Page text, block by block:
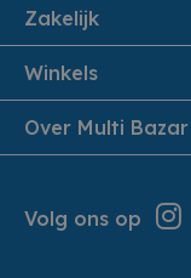
FAQ
Veiligheid en Privacy
Leveren aan huis
Jouw bestelling
Zakelijk
Samenwoonactie
B2B
Winkels
Pittem
Izegem
Over Multi Bazar
Over Multi Bazar
Inspiratie
Volg ons op